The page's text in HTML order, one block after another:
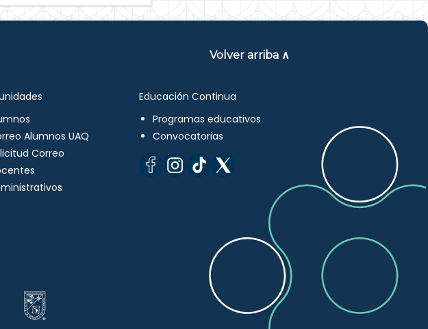
Volver arriba ∧
Alumnos UAQ
Correo
Educación Continua
Programas educativos
Convocatorias